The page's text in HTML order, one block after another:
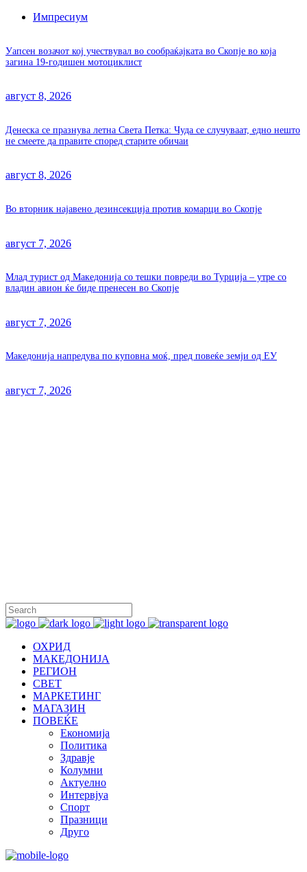
Импресиум
Уапсен возачот кој учествувал во сообраќајката во Скопје во која
загина 19-годишен мотоциклист
август 8, 2026
Денеска се празнува летна Света Петка: Чуда се случуваат, едно нешто
не смеете да правите според старите обичаи
август 8, 2026
Во вторник најавено дезинсекција против комарци во Скопје
август 7, 2026
Млад турист од Македонија со тешки повреди во Турција – утре со
владин авион ќе биде пренесен во Скопје
август 7, 2026
Македонија напредува по куповна моќ, пред повеќе земји од ЕУ
август 7, 2026
ОХРИД
МАКЕДОНИЈА
РЕГИОН
СВЕТ
МАРКЕТИНГ
МАГАЗИН
ПОВЕЌЕ
Економија
Политика
Здравје
Колумни
Актуелно
Интервјуа
Спорт
Празници
Друго